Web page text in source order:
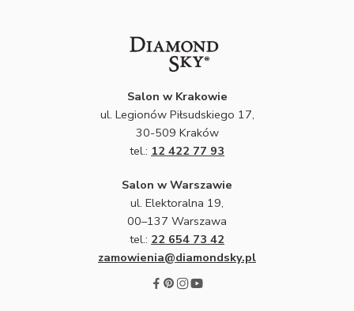
Salon w Krakowie
ul. Legionów Piłsudskiego 17,
30-509 Kraków
tel.: 12 422 77 93
Salon w Warszawie
ul. Elektoralna 19,
00–137 Warszawa
tel.: 22 654 73 42
zamowienia@diamondsky.pl